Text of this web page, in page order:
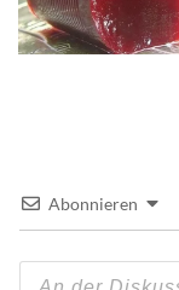
Abonnieren